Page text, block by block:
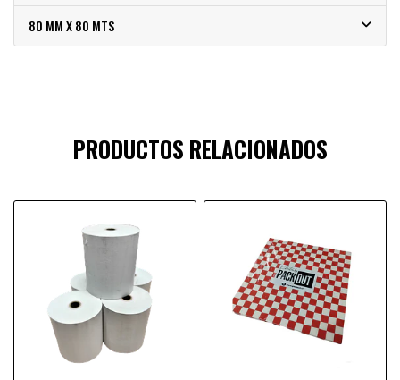
80 MM X 80 MTS
PRODUCTOS RELACIONADOS